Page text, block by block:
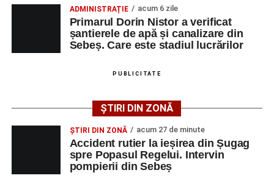
Urmărește-ne pe Google News
Regelui. Intervin pompierii din Sebeș
Biciclist de 70 de ani, rănit într-un accident rutier
produs pe strada Dorobanți din Sebeș
Zilele Municipiului Sebeș 2026: zece zile de
spectacole, filme, sport și evenimente culturale, la
„De azi, Organizația Seniorilor Sociali Democrati Alba
este mai puternică.
Am participat cu drag la un moment important, alături de
viitor. Seniorii organizației rămân exemplul de implicare,
echilibru și continuitate.
Multă putere, inspirație și rezultate frumoase în noul
ADMINISTRAȚIE acum 6 zile
Primarul Dorin Nistor a verificat
șantierele de apă și canalizare din
Sebeș. Care este stadiul lucrărilor
PUBLICITATE
ȘTIRI DIN ZONĂ
ȘTIRI DIN ZONĂ acum 27 de minute
Accident rutier la ieșirea din Șugag
spre Popasul Regelui. Intervin
pompierii din Sebeș